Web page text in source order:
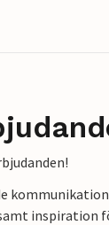
inspiration